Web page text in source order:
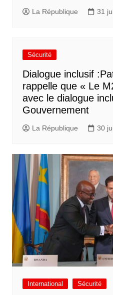
La République 31
Sécurité
Dialogue inclusif
rappelle que « Le
avec le dialogue
Gouvernement
La République 30
International Sécurité